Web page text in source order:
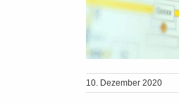
10. Dezember 2020